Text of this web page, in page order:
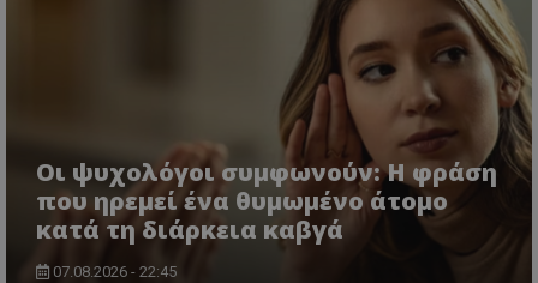
Οι ψυχολόγοι συμφωνούν: Η φράση
που ηρεμεί ένα θυμωμένο άτομο
κατά τη διάρκεια καβγά
07.08.2026 - 22:45